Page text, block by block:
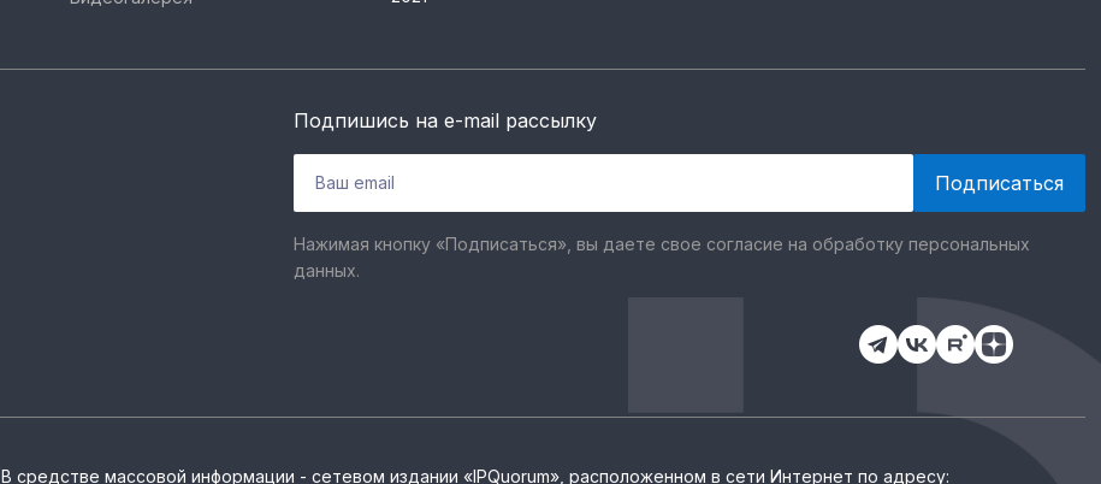
Подпишись на e-mail рассылку
Нажимая кнопку «Подписаться», вы даете свое согласие на обработку персональных
данных.
В средстве массовой информации - сетевом издании «IPQuorum», расположенном в сети Интернет по адресу: